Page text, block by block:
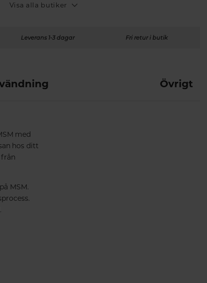
Visa alla butiker
Leverans 1-3 dagar Fri retur i butik
Övrigt
med
hos ditt
MSM.